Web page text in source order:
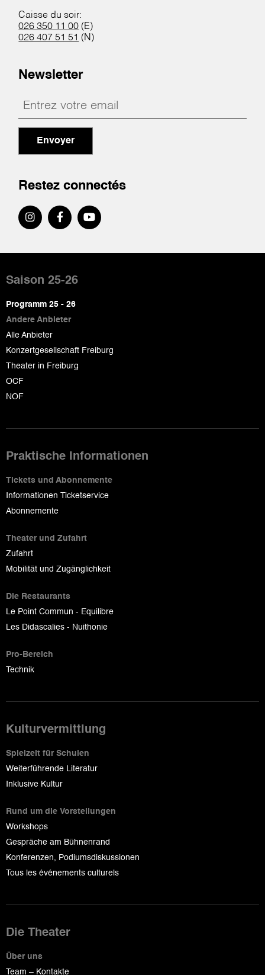
Caisse du soir:
026 350 11 00 (E)
026 407 51 51 (N)
Newsletter
Envoyer
Restez connectés
de
page
Saison 25-26
Programm 25 - 26
Andere Anbieter
Alle Anbieter
Konzertgesellschaft Freiburg
Theater in Freiburg
OCF
NOF
Praktische Informationen
Tickets und Abonnemente
Informationen Ticketservice
Abonnemente
Theater und Zufahrt
Zufahrt
Mobilität und Zugänglichkeit
Die Restaurants
Le Point Commun - Equilibre
Les Didascalies - Nuithonie
Pro-Bereich
Technik
Kulturvermittlung
Spielzeit für Schulen
Weiterführende Literatur
Inklusive Kultur
Rund um die Vorstellungen
Workshops
Gespräche am Bühnenrand
Konferenzen, Podiumsdiskussionen
Tous les événements culturels
Die Theater
Über uns
Team – Kontakte